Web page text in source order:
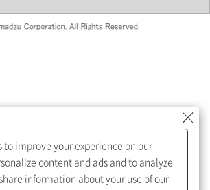
Analyticalへ登録いただくと、技術情報や
などの閲覧ができます。
to improve your experience on our
content and ads and to analyze
information about your use of our